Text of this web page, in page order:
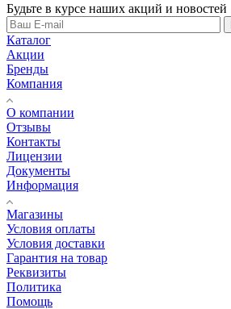
Будьте в курсе наших акций и новостей
Каталог
Акции
Бренды
Компания
О компании
Отзывы
Контакты
Лицензии
Документы
Информация
Магазины
Условия оплаты
Условия доставки
Гарантия на товар
Реквизиты
Политика
Помощь